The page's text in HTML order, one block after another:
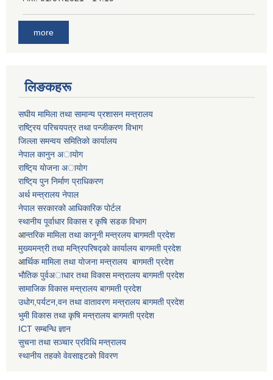
more
लिङकहरू
स‌घीय मामिला तथा सामान्य प्रशासन मन्त्रालय
राष्ट्रिय परिचयपत्र तथा पन्जीकरण विभाग
जिल्ला समन्वय समितिकाे कार्यालय
नेपाल कानुन अायाेग
राष्टि्य याेजना अायाेग
राष्टि्य पुन निर्माण प्राधिकरण
अर्थ मन्त्रालय नेपाल
नेपाल सरकारको आधिकारिक पोर्टल
स्थानीय पूर्वाधार विकास र कृषि सडक विभाग
आन्तरिक मामिला तथा कानूनी मन्त्रलय बागमती प्रदेश
मुख्यमन्त्री तथा मन्त्रिपरिषद्काे कार्यालय बागमती प्रदेश
आर्थिक मामिला तथा याेजना मन्त्रालय बागमती प्रदेश
भाैतिक पुर्वअाधार तथा विकास मन्त्रालय बागमती प्रदेश
सामाजिक विकास मन्त्रालय बागमती प्रदेश
उधाेग,पर्यटन,वन तथा वातावरण मन्त्रालय बागमती प्रदेश
भुमी विकास तथा कृषि मन्त्रालय बागमती प्रदेश
ICT सम्बन्धि ज्ञान
सुचना तथा सञ्चार प्रविधि मन्त्रालय
स्थानीय तहकाे वेवसाइटकाे विवरण